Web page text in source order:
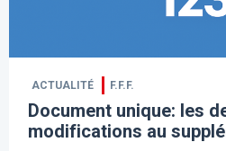
ACTUALITÉ F.F.F.
Document unique: les
modifications au